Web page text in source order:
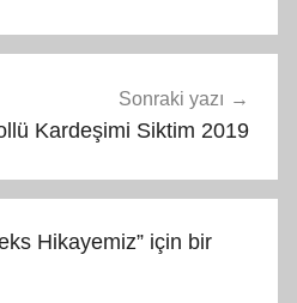
Sonraki yazı
Kardeşimi Siktim 2019
Hikayemiz” için bir